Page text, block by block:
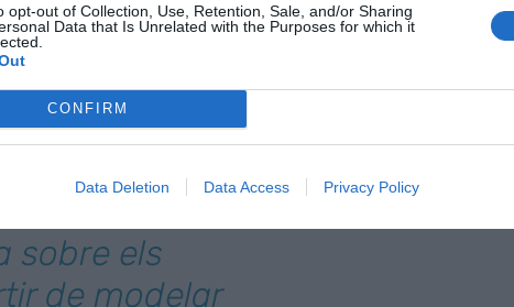
opt-out of Collection, Use, Retention, Sale, and/or Sharing
Data that Is Unrelated with the Purposes for which it
CONFIRM
Data Deletion Data Access Privacy Policy
i pintar
viure com
i
sobre els
de modelar